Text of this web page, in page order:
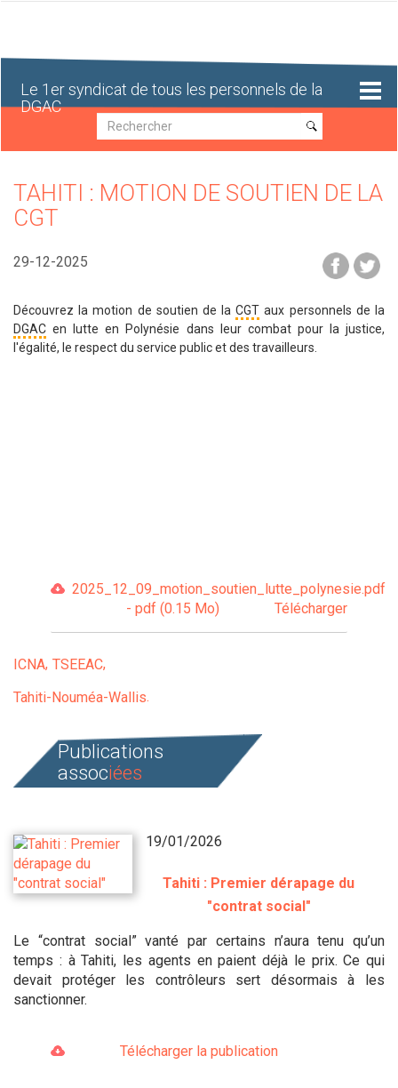
Le 1er syndicat de tous les personnels de la
DGAC
Recherche
Recherche
TAHITI : MOTION DE SOUTIEN DE LA
CGT
29-12-2025
Découvrez la motion de soutien de laCGT aux personnels de la
DGAC en lutte en Polynésie dans leur combat pour la justice,
l'égalité, le respect du service public et des travailleurs.
2025_12_09_motion_soutien_lutte_polynesie.pdf
- pdf (0.15 Mo)
Télécharger
ICNA TSEEAC
Tahiti-Nouméa-Wallis
Publications
associées
19/01/2026
Tahiti : Premier dérapage du
"contrat social"
Le “contrat social” vanté par certains n’aura tenu qu’un
temps : à Tahiti, les agents en paient déjà le prix. Ce qui
devait protéger les contrôleurs sert désormais à les
sanctionner.
Télécharger la publication